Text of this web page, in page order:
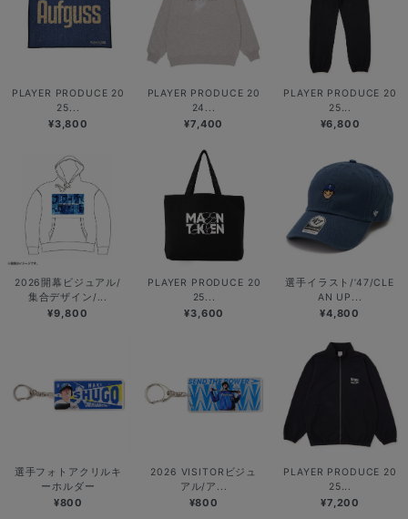
PLAYER PRODUCE 20
25...
¥3,800
PLAYER PRODUCE 20
24...
¥7,400
PLAYER PRODUCE 20
25...
¥6,800
2026開幕ビジュアル/
集合デザイン/...
¥9,800
PLAYER PRODUCE 20
25...
¥3,600
選手イラスト/’47/CLE
AN UP...
¥4,800
選手フォトアクリルキ
ーホルダー
¥800
2026 VISITORビジュ
アル/ア...
¥800
PLAYER PRODUCE 20
25...
¥7,200